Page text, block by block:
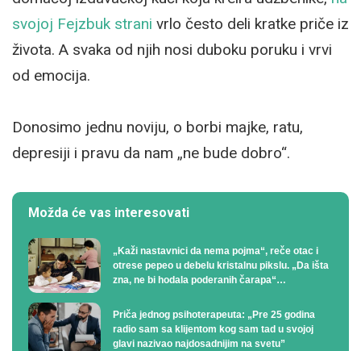
svojoj Fejzbuk strani vrlo često deli kratke priče iz
života. A svaka od njih nosi duboku poruku i vrvi
od emocija.
Donosimo jednu noviju, o borbi majke, ratu,
depresiji i pravu da nam „ne bude dobro“.
Možda će vas interesovati
„Kaži nastavnici da nema pojma“, reče otac i
otrese pepeo u debelu kristalnu pikslu. „Da išta
zna, ne bi hodala poderanih čarapa“…
Priča jednog psihoterapeuta: „Pre 25 godina
radio sam sa klijentom kog sam tad u svojoj
glavi nazivao najdosadnijim na svetu”